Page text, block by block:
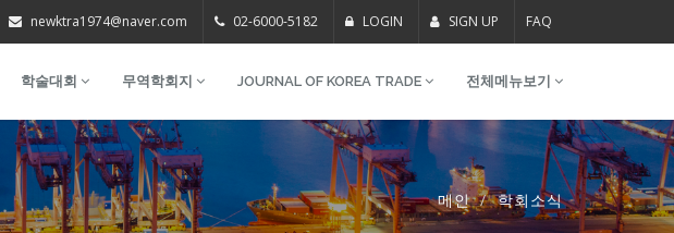
newktra1974@naver.com 02-6000-5182 LOGIN SIGN UP FAQ
학술대회 무역학회지 JOURNAL OF KOREA TRADE 전체메뉴보기
메인 학회소식